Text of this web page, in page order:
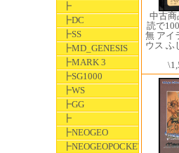
┣
┣DC
┣SS
┣MD_GENESIS
┣MARK 3
┣SG1000
┣WS
┣GG
┣
┣NEOGEO
┣NEOGEOPOCKET
中古商
読で
無 アイ
ウス ふ